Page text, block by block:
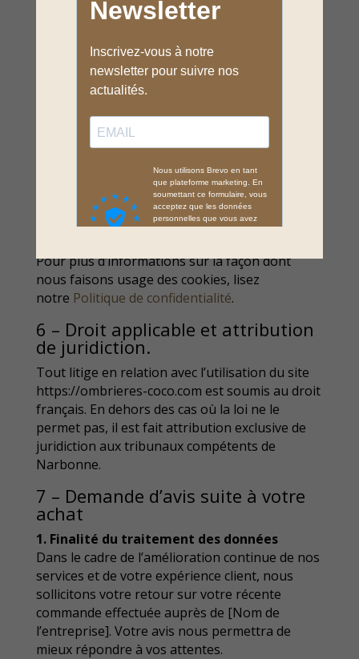
Un « cookie » est un fichier de petite taille qui
navigation d’un utilisateur sur un site. Les
données ainsi obtenues permettent d’obtenir
des mesures de fréquentation, par exemple.
Vous avez la possibilité d’accepter ou de
refuser les cookies en modifiant les paramètres
déposé sans votre consentement.
Les cookies sont enregistrés pour une durée
maximale de 1 mois.
Pour plus d’informations sur la façon dont
nous faisons usage des cookies, lisez
notre Politique de confidentialité.
6 – Droit applicable et attribution
de juridiction.
Tout litige en relation avec l’utilisation du site
https://ombrieres-coco.com est soumis au droit
français. En dehors des cas où la loi ne le
permet pas, il est fait attribution exclusive de
juridiction aux tribunaux compétents de
Narbonne.
7 – Demande d’avis suite à votre
achat
1. Finalité du traitement des données
Dans le cadre de l’amélioration continue de nos
services et de votre expérience client, nous
sollicitons votre retour sur votre récente
commande effectuée auprès de [Nom de
l’entreprise]. Votre avis nous permettra de
mieux répondre à vos attentes.